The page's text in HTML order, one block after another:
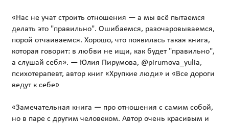
«Нас не учат строить отношения — а мы всё пытаемся
делать это "правильно". Ошибаемся, разочаровываемся,
порой отчаиваемся. Хорошо, что появилась такая книга,
которая говорит: в любви не ищи, как будет "правильно",
а слушай себя». — Юлия Пирумова, @pirumova_yulia,
психотерапевт, автор книг «Хрупкие люди» и «Все дороги
ведут к себе»
«Замечательная книга — про отношения с самим собой,
но в паре с другим человеком. Автор очень красивым и